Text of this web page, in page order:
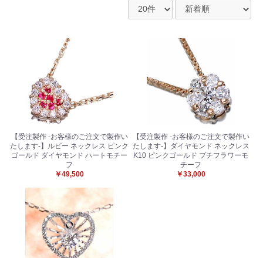
【受注製作 -お客様のご注文で製作い
たします-】ルビー ネックレス ピンク
ゴールド ダイヤモンド ハートモチー
フ
￥49,500
【受注製作 -お客様のご注文で製作い
たします-】ダイヤモンド ネックレス
K10 ピンクゴールド プチフラワーモ
チーフ
￥33,000